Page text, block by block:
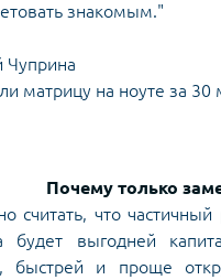
знакомым."
Чуприна
матрицу на ноуте за 30
Почему только
считать, что
будет выгодней
быстрей и проще